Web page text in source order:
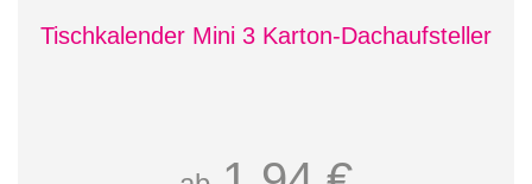
Tischkalender Mini 3 Karton-Dachaufsteller